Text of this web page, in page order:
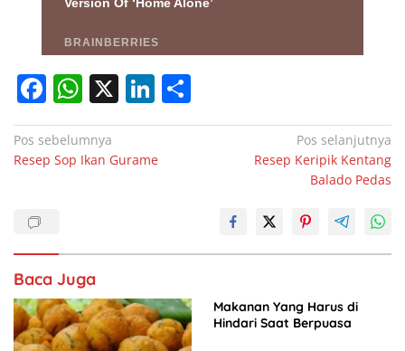
F
a
c
e
o
k
W
h
at
s
p
X Li
n
e
h
Navigasi
pos
Pos sebelumnya
Resep Sop Ikan Gurame
Pos selanjutnya
Resep Keripik Kentang
Balado Pedas
Baca Juga
Makanan Yang Harus di
Hindari Saat Berpuasa